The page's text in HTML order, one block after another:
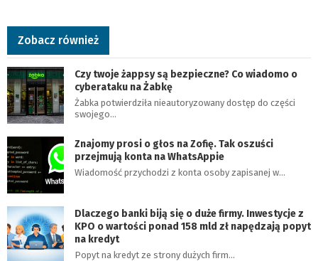
Zobacz również
Czy twoje żappsy są bezpieczne? Co wiadomo o
cyberataku na Żabkę
Żabka potwierdziła nieautoryzowany dostęp do części
swojego…
Znajomy prosi o głos na Zofię. Tak oszuści
przejmują konta na WhatsAppie
Wiadomość przychodzi z konta osoby zapisanej w…
Dlaczego banki biją się o duże firmy. Inwestycje z
KPO o wartości ponad 158 mld zł napędzają popyt
na kredyt
Popyt na kredyt ze strony dużych firm…